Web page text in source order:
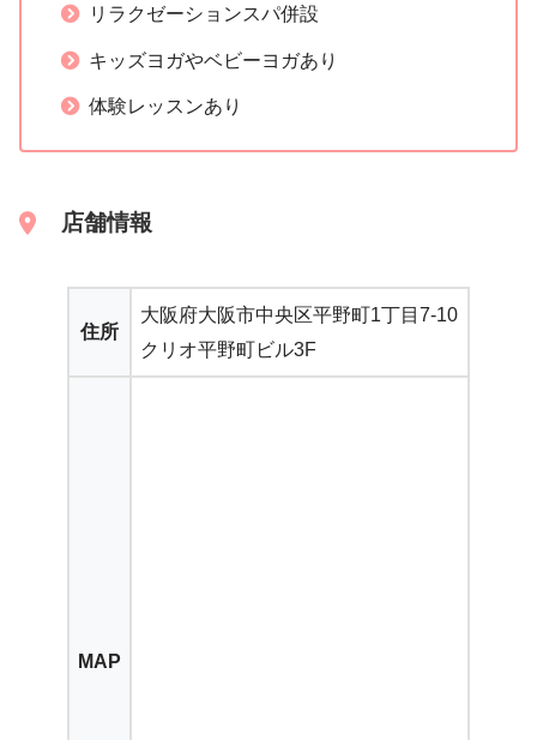
リラクゼーションスパ併設
キッズヨガやベビーヨガあり
体験レッスンあり
店舗情報
住所
大阪府大阪市中央区平野町1丁目7-10
クリオ平野町ビル3F
MAP